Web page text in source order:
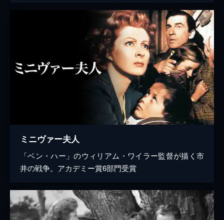
ミニヴァー夫人
「ベン・ハー」のウィリアム・ワイラー監督が描く市
井の戦争。アカデミー賞6部門受賞